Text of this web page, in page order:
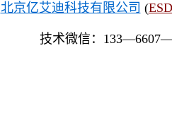
北京亿艾迪科技有限公司 (
技术微信：